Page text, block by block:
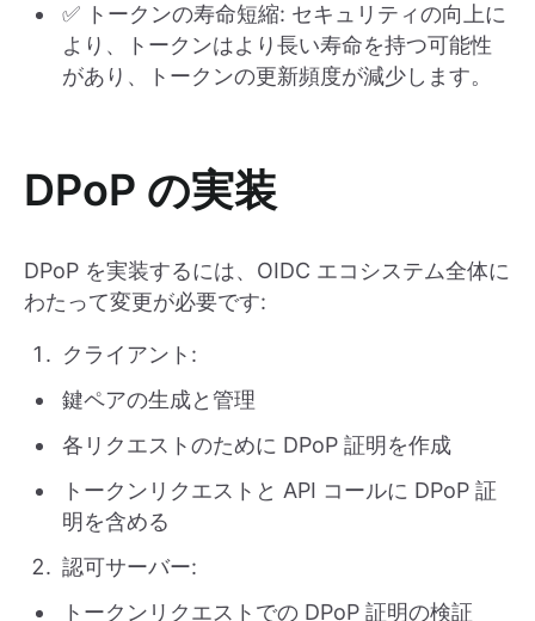
✅ トークンの寿命短縮: セキュリティの向上に
より、トークンはより長い寿命を持つ可能性
があり、トークンの更新頻度が減少します。
DPoP の実装
DPoP を実装するには、OIDC エコシステム全体に
わたって変更が必要です:
クライアント:
鍵ペアの生成と管理
各リクエストのために DPoP 証明を作成
トークンリクエストと API コールに DPoP 証
明を含める
認可サーバー:
トークンリクエストでの DPoP 証明の検証